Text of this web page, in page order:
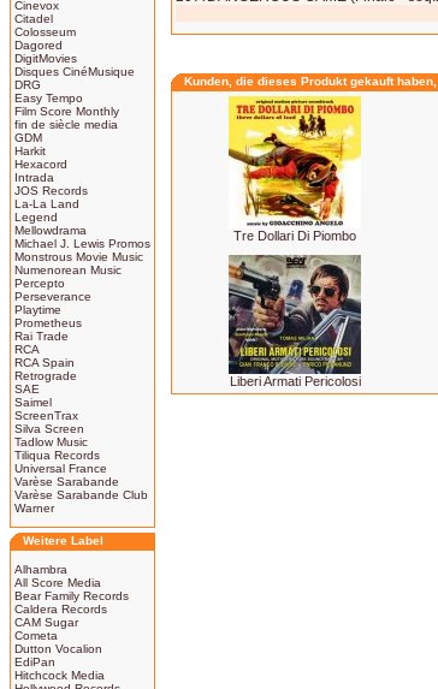
Cinevox
Citadel
Colosseum
Dagored
DigitMovies
Disques CinéMusique
DRG
Easy Tempo
Film Score Monthly
fin de siècle media
GDM
Harkit
Hexacord
Intrada
JOS Records
La-La Land
Legend
Mellowdrama
Michael J. Lewis Promos
Monstrous Movie Music
Numenorean Music
Percepto
Perseverance
Playtime
Prometheus
Rai Trade
RCA
RCA Spain
Retrograde
SAE
Saimel
ScreenTrax
Silva Screen
Tadlow Music
Tiliqua Records
Universal France
Varèse Sarabande
Varèse Sarabande Club
Warner
Weitere Label
Alhambra
All Score Media
Bear Family Records
Caldera Records
CAM Sugar
Cometa
Dutton Vocalion
EdiPan
Hitchcock Media
Kunden, die dieses Produkt gekauft
Tre Dollari Di Piombo
Liberi Armati Pericolosi